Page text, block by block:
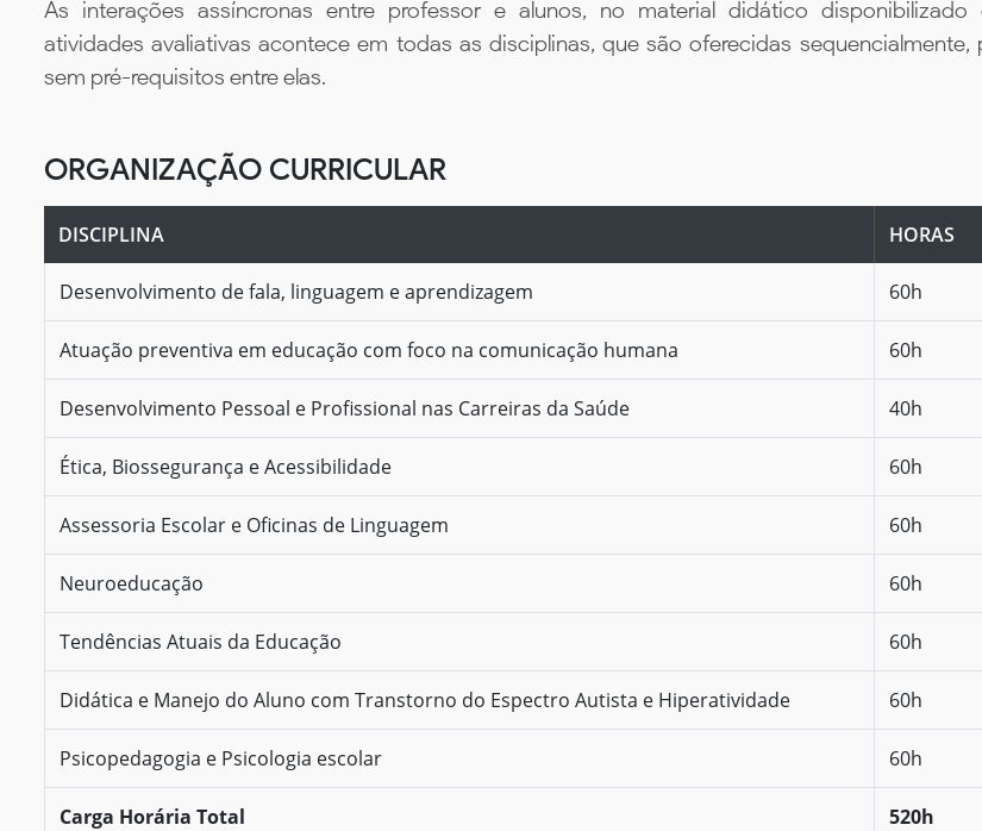
As interações assíncronas entre professor e alunos, no material didático disponibilizado
atividades avaliativas acontece em todas as disciplinas, que são oferecidas sequencialmente,
sem pré-requisitos entre elas.
ORGANIZAÇÃO CURRICULAR
DISCIPLINA HORAS
Desenvolvimento de fala, linguagem e aprendizagem 60h
Atuação preventiva em educação com foco na comunicação humana 60h
Desenvolvimento Pessoal e Profissional nas Carreiras da Saúde 40h
Ética, Biossegurança e Acessibilidade 60h
Assessoria Escolar e Oficinas de Linguagem 60h
Neuroeducação 60h
Tendências Atuais da Educação 60h
Didática e Manejo do Aluno com Transtorno do Espectro Autista e Hiperatividade 60h
Psicopedagogia e Psicologia escolar 60h
Carga Horária Total 520h